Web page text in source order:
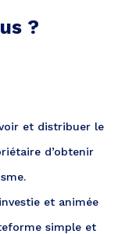
?
et distribuer le
d’obtenir
et animée
simple et